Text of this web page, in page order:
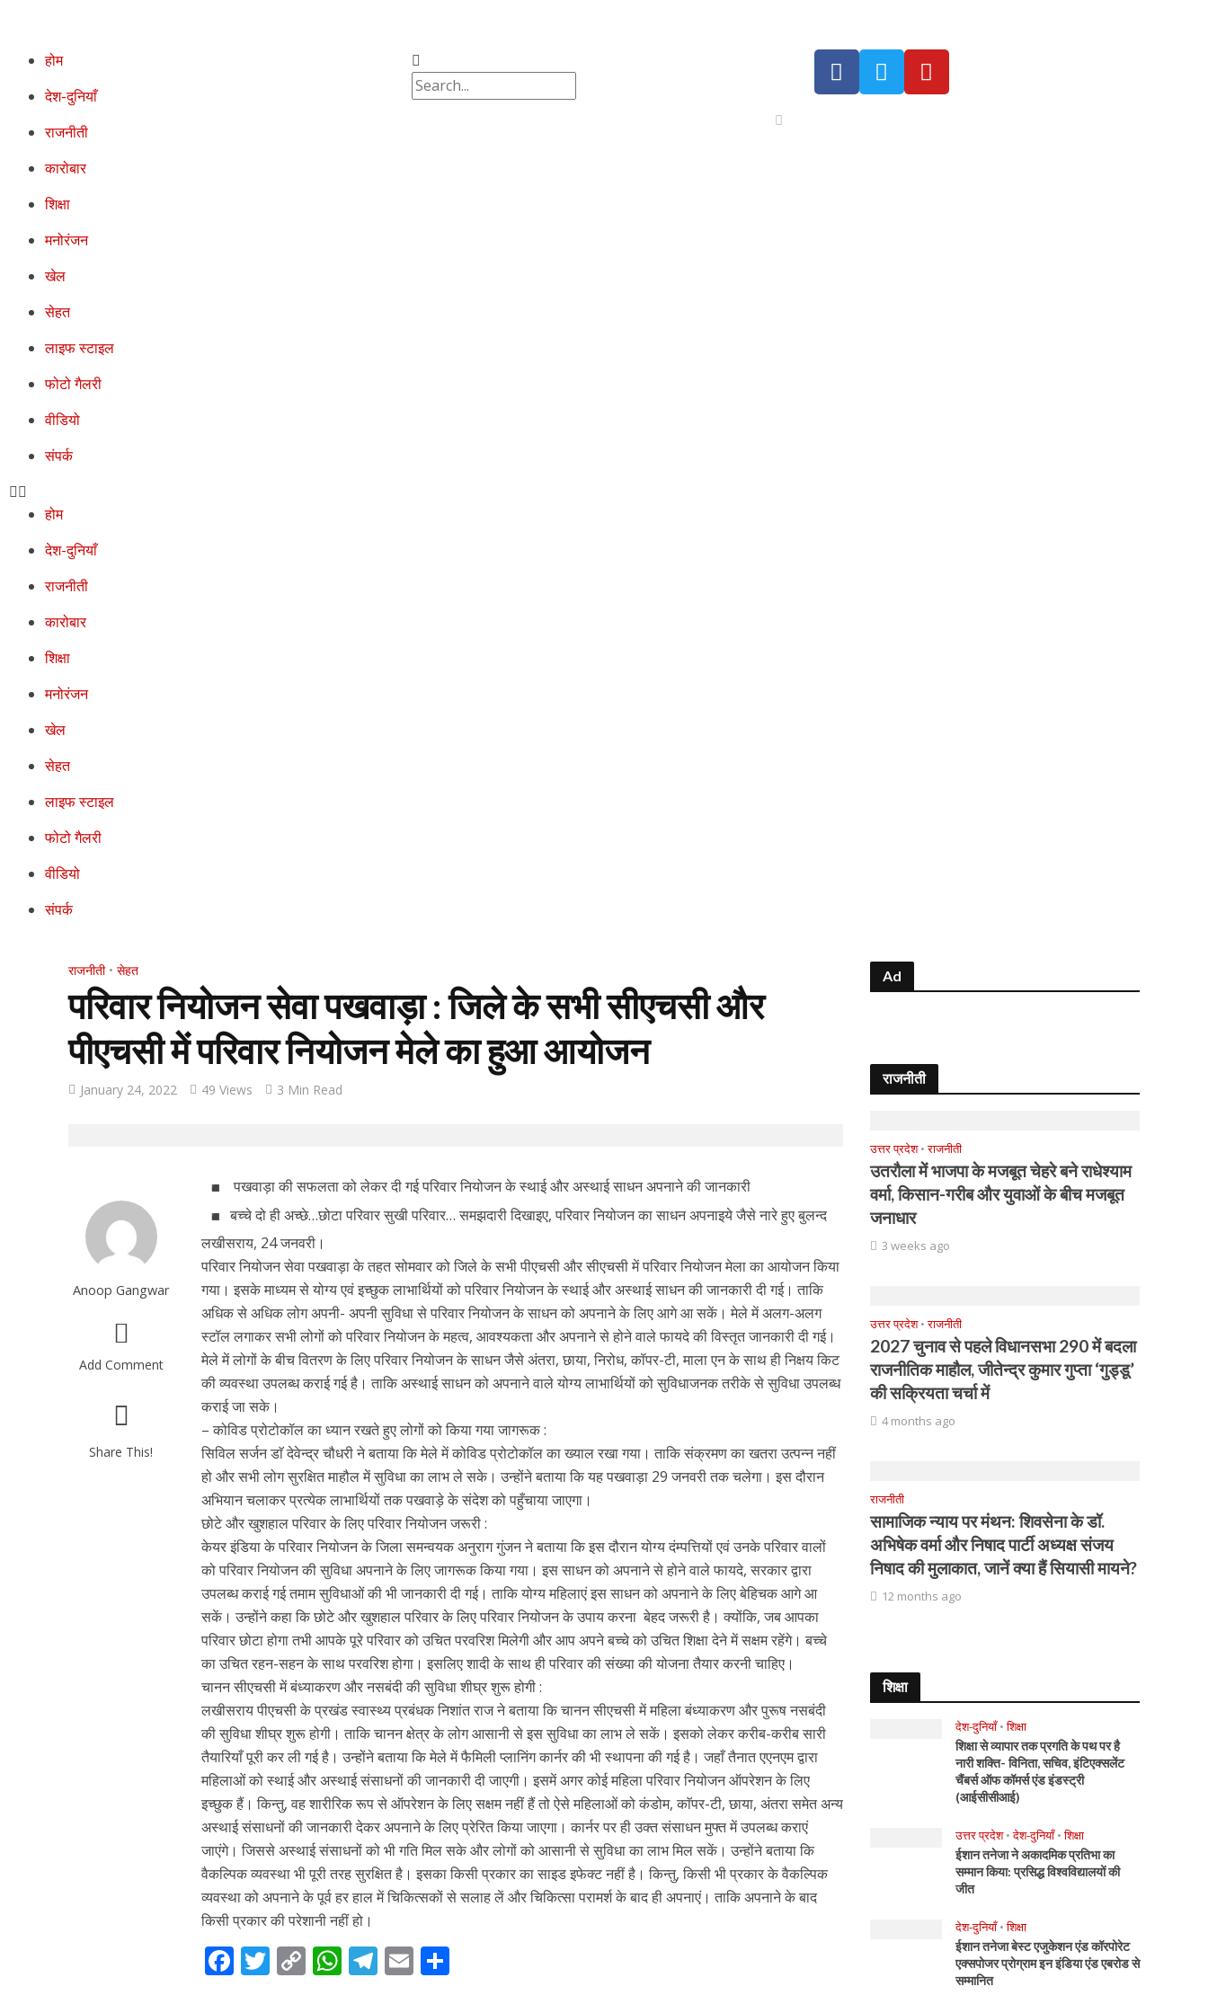
होम
देश-दुनियाँ
राजनीती
कारोबार
शिक्षा
मनोरंजन
खेल
सेहत
लाइफ स्टाइल
फोटो गैलरी
वीडियो
संपर्क
होम
देश-दुनियाँ
राजनीती
कारोबार
शिक्षा
मनोरंजन
खेल
सेहत
लाइफ स्टाइल
फोटो गैलरी
वीडियो
संपर्क
राजनीती • सेहत
परिवार नियोजन सेवा पखवाड़ा : जिले के सभी सीएचसी और
पीएचसी में परिवार नियोजन मेले का हुआ आयोजन
January 24, 2022 49 Views 3 Min Read
Anoop Gangwar
Add Comment
Share This!
पखवाड़ा की सफलता को लेकर दी गई परिवार नियोजन के स्थाई और अस्थाई साधन अपनाने की जानकारी
बच्चे दो ही अच्छे…छोटा परिवार सुखी परिवार… समझदारी दिखाइए, परिवार नियोजन का साधन अपनाइये जैसे नारे हुए बुलन्द
लखीसराय, 24 जनवरी।
परिवार नियोजन सेवा पखवाड़ा के तहत सोमवार को जिले के सभी पीएचसी और सीएचसी में परिवार नियोजन मेला का आयोजन किया
गया। इसके माध्यम से योग्य एवं इच्छुक लाभार्थियों को परिवार नियोजन के स्थाई और अस्थाई साधन की जानकारी दी गई। ताकि
अधिक से अधिक लोग अपनी- अपनी सुविधा से परिवार नियोजन के साधन को अपनाने के लिए आगे आ सकें। मेले में अलग-अलग
स्टॉल लगाकर सभी लोगों को परिवार नियोजन के महत्व, आवश्यकता और अपनाने से होने वाले फायदे की विस्तृत जानकारी दी गई।
मेले में लोगों के बीच वितरण के लिए परिवार नियोजन के साधन जैसे अंतरा, छाया, निरोध, कॉपर-टी, माला एन के साथ ही निक्षय किट
की व्यवस्था उपलब्ध कराई गई है। ताकि अस्थाई साधन को अपनाने वाले योग्य लाभार्थियों को सुविधाजनक तरीके से सुविधा उपलब्ध
कराई जा सके।
– कोविड प्रोटोकॉल का ध्यान रखते हुए लोगों को किया गया जागरूक :
सिविल सर्जन डाॅ देवेन्द्र चौधरी ने बताया कि मेले में कोविड प्रोटोकॉल का ख्याल रखा गया। ताकि संक्रमण का खतरा उत्पन्न नहीं
हो और सभी लोग सुरक्षित माहौल में सुविधा का लाभ ले सके। उन्होंने बताया कि यह पखवाड़ा 29 जनवरी तक चलेगा। इस दौरान
अभियान चलाकर प्रत्येक लाभार्थियों तक पखवाड़े के संदेश को पहुँचाया जाएगा।
छोटे और खुशहाल परिवार के लिए परिवार नियोजन जरूरी :
केयर इंडिया के परिवार नियोजन के जिला समन्वयक अनुराग गुंजन ने बताया कि इस दौरान योग्य दंम्पत्तियों एवं उनके परिवार वालों
को परिवार नियोजन की सुविधा अपनाने के लिए जागरूक किया गया। इस साधन को अपनाने से होने वाले फायदे, सरकार द्वारा
उपलब्ध कराई गई तमाम सुविधाओं की भी जानकारी दी गई। ताकि योग्य महिलाएं इस साधन को अपनाने के लिए बेहिचक आगे आ
सकें। उन्होंने कहा कि छोटे और खुशहाल परिवार के लिए परिवार नियोजन के उपाय करना बेहद जरूरी है। क्योंकि, जब आपका
परिवार छोटा होगा तभी आपके पूरे परिवार को उचित परवरिश मिलेगी और आप अपने बच्चे को उचित शिक्षा देने में सक्षम रहेंगे। बच्चे
का उचित रहन-सहन के साथ परवरिश होगा। इसलिए शादी के साथ ही परिवार की संख्या की योजना तैयार करनी चाहिए।
चानन सीएचसी में बंध्याकरण और नसबंदी की सुविधा शीघ्र शुरू होगी :
लखीसराय पीएचसी के प्रखंड स्वास्थ्य प्रबंधक निशांत राज ने बताया कि चानन सीएचसी में महिला बंध्याकरण और पुरूष नसबंदी
की सुविधा शीघ्र शुरू होगी। ताकि चानन क्षेत्र के लोग आसानी से इस सुविधा का लाभ ले सकें। इसको लेकर करीब-करीब सारी
तैयारियाँ पूरी कर ली गई है। उन्होंने बताया कि मेले में फैमिली प्लानिंग कार्नर की भी स्थापना की गई है। जहाँ तैनात एएनएम द्वारा
महिलाओं को स्थाई और अस्थाई संसाधनों की जानकारी दी जाएगी। इसमें अगर कोई महिला परिवार नियोजन ऑपरेशन के लिए
इच्छुक हैं। किन्तु, वह शारीरिक रूप से ऑपरेशन के लिए सक्षम नहीं हैं तो ऐसे महिलाओं को कंडोम, काॅपर-टी, छाया, अंतरा समेत अन्य
अस्थाई संसाधनों की जानकारी देकर अपनाने के लिए प्रेरित किया जाएगा। कार्नर पर ही उक्त संसाधन मुफ्त में उपलब्ध कराएं
जाएंगे। जिससे अस्थाई संसाधनों को भी गति मिल सके और लोगों को आसानी से सुविधा का लाभ मिल सकें। उन्होंने बताया कि
वैकल्पिक व्यवस्था भी पूरी तरह सुरक्षित है। इसका किसी प्रकार का साइड इफेक्ट नहीं है। किन्तु, किसी भी प्रकार के वैकल्पिक
व्यवस्था को अपनाने के पूर्व हर हाल में चिकित्सकों से सलाह लें और चिकित्सा परामर्श के बाद ही अपनाएं। ताकि अपनाने के बाद
किसी प्रकार की परेशानी नहीं हो।
F T C W T E
Ad
राजनीती
उत्तर प्रदेश • राजनीती
उतरौला में भाजपा के मजबूत चेहरे बने राधेश्याम
वर्मा, किसान-गरीब और युवाओं के बीच मजबूत
जनाधार
3 weeks ago
उत्तर प्रदेश • राजनीती
2027 चुनाव से पहले विधानसभा 290 में बदला
राजनीतिक माहौल, जीतेन्द्र कुमार गुप्ता ‘गुड्डू’
की सक्रियता चर्चा में
4 months ago
राजनीती
सामाजिक न्याय पर मंथन: शिवसेना के डॉ.
अभिषेक वर्मा और निषाद पार्टी अध्यक्ष संजय
निषाद की मुलाकात, जानें क्या हैं सियासी मायने?
12 months ago
शिक्षा
देश-दुनियाँ • शिक्षा
शिक्षा से व्यापार तक प्रगति के पथ पर है
नारी शक्ति- विनिता, सचिव, इंटिएक्सलेंट
चैंबर्स ऑफ कॉमर्स एंड इंडस्ट्री
(आईसीसीआई)
उत्तर प्रदेश • देश-दुनियाँ • शिक्षा
ईशान तनेजा ने अकादमिक प्रतिभा का
सम्मान किया: प्रसिद्ध विश्वविद्यालयों की
जीत
देश-दुनियाँ • शिक्षा
ईशान तनेजा बेस्ट एजुकेशन एंड कॉरपोरेट
एक्सपोजर प्रोग्राम इन इंडिया एंड एबरोड से
सम्मानित